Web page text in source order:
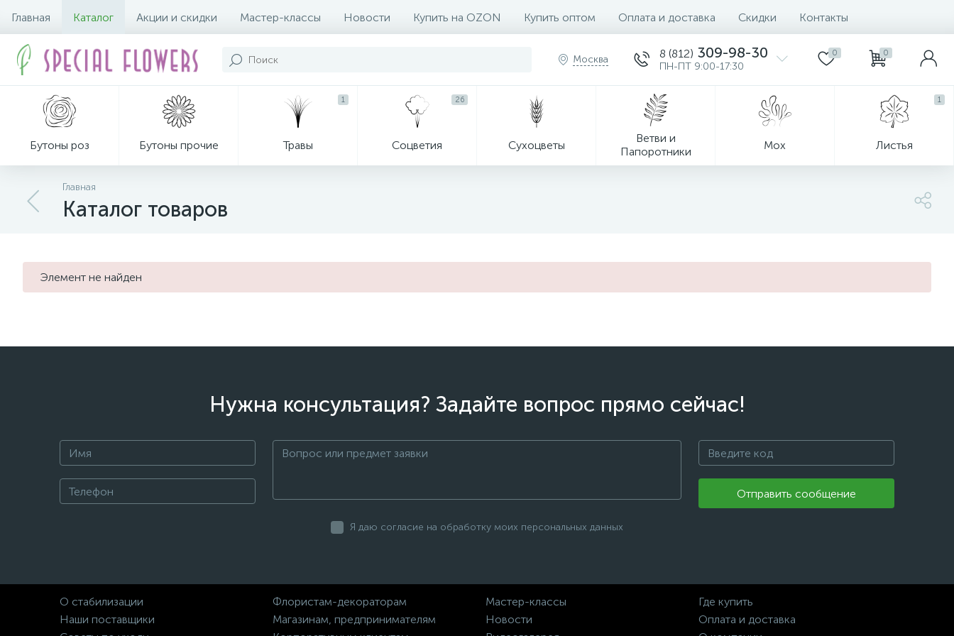
Главная Каталог Акции и скидки Мастер-классы Новости Купить на OZON Купить оптом Оплата и доставка Скидки Контакты
Москва 8 (812) 309-98-30
ПН-ПТ 9:00-17:30
0 0
Бутоны роз Бутоны прочие Травы
1
Соцветия
26
Сухоцветы
Ветви и
Папоротники
Мох Листья
1
Главная
Каталог товаров
Элемент не найден
Нужна консультация? Задайте вопрос прямо сейчас!
Отправить сообщение
Я даю согласие на обработку моих персональных данных
О стабилизации
Наши поставщики
Флористам-декораторам
Магазинам, предпринимателям
Мастер-классы
Новости
Где купить
Оплата и доставка